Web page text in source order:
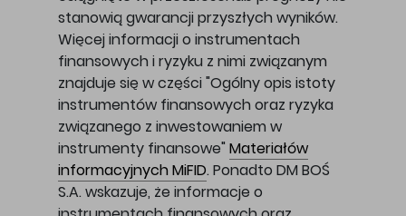
stanowią gwarancji przyszłych wyników.
Więcej informacji o instrumentach
finansowych i ryzyku z nimi związanym
znajduje się w części "Ogólny opis istoty
instrumentów finansowych oraz ryzyka
związanego z inwestowaniem w
instrumenty finansowe" Materiałów
informacyjnych MiFID. Ponadto DM BOŚ
S.A. wskazuje, że informacje o